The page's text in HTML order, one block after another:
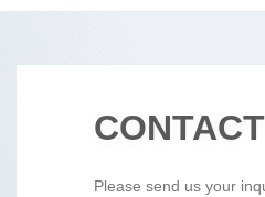
Please send us your